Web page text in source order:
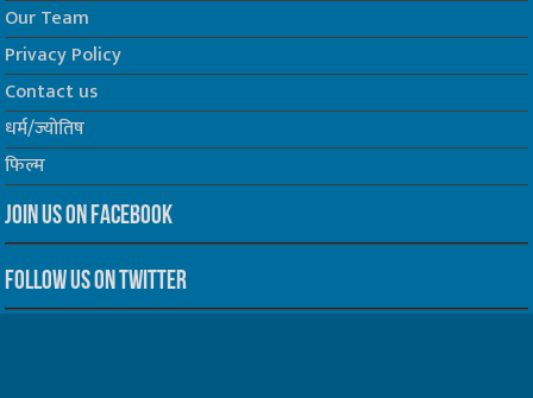
Our Team
Privacy Policy
Contact us
धर्म/ज्योतिष
फिल्म
Join us on Facebook
Follow us on Twitter